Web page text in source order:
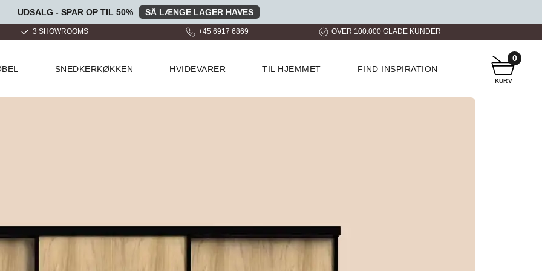
UDSALG - SPAR OP TIL 50% SÅ LÆNGE LAGER HAVES
+45 6917 6869 OVER 100.000 GLADE KUNDER HURTIG LEVERING
SNEDKERKØKKEN HVIDEVARER TIL HJEMMET FIND INSPIRATION
KURV
0